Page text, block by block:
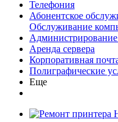
Телефония
Абонентское
Обслуживание
Администрирование
Аренда сервера
Корпоративная
Полиграфические
Еще